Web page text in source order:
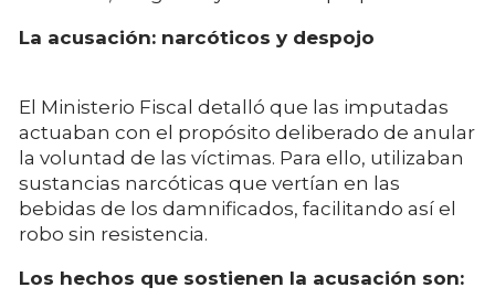
La acusación: narcóticos y despojo
El Ministerio Fiscal detalló que las imputadas
actuaban con el propósito deliberado de anular
la voluntad de las víctimas. Para ello, utilizaban
sustancias narcóticas que vertían en las
bebidas de los damnificados, facilitando así el
robo sin resistencia.
Los hechos que sostienen la acusación son: